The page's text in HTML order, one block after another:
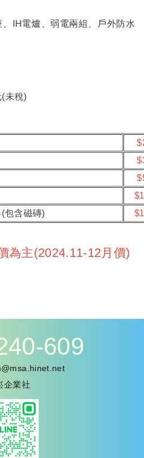
電爐、弱電兩組、戶外防水
(未稅)
包含磁磚)
為主(2024.11-12月價)
609
企業社